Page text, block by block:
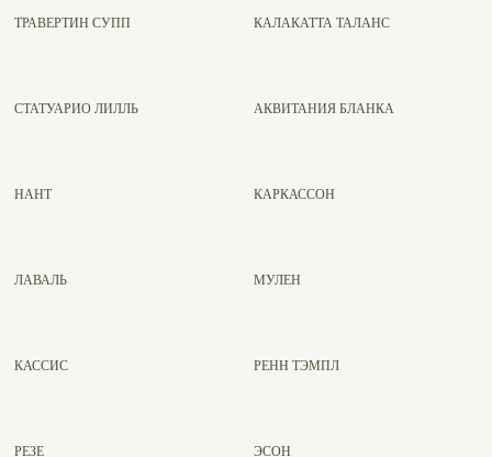
ТРАВЕРТИН СУПП КАЛАКАТТА ТАЛАНС
СТАТУАРИО ЛИЛЛЬ АКВИТАНИЯ БЛАНКА
НАНТ КАРКАССОН
ЛАВАЛЬ МУЛЕН
КАССИС РЕНН ТЭМПЛ
РЕЗЕ ЭСОН